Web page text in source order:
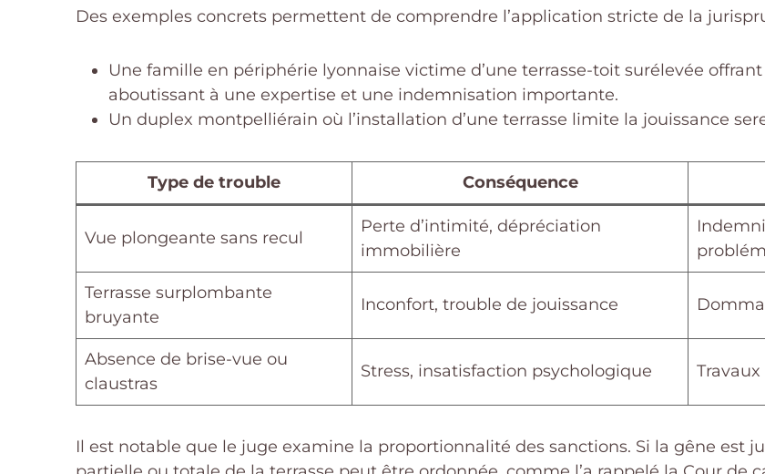
Des exemples concrets permettent de comprendre l’application stricte de la
Une famille en périphérie lyonnaise victime d’une terrasse-toit surélevée
aboutissant à une expertise et une indemnisation importante.
Un duplex montpelliérain où l’installation d’une terrasse limite la jouissance
Type de trouble Conséquence
Vue plongeante sans recul
Perte d’intimité, dépréciation
immobilière
Terrasse surplombante
bruyante
Inconfort, trouble de jouissance
Absence de brise-vue ou
claustras
Stress, insatisfaction psychologique
Il est notable que le juge examine la proportionnalité des sanctions. Si la gêne est